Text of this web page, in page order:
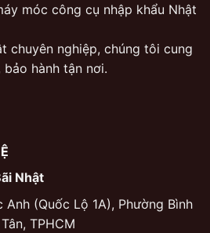
móc công cụ nhập khẩu Nhật
chuyên nghiệp, chúng tôi cung
hành tận nơi.
Nhật
Anh (Quốc Lộ 1A), Phường Bình
TPHCM